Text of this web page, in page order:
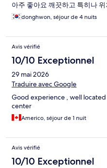
아주 좋아요 깨끗하고 특히나
donghwon, séjour de 4 nuits
Avis vérifié
10/10 Exceptionnel
29 mai 2026
Traduire avec Google
Good experience , well
center
Americo, séjour de 1 nuit
Avis vérifié
10/10 Exceptionnel